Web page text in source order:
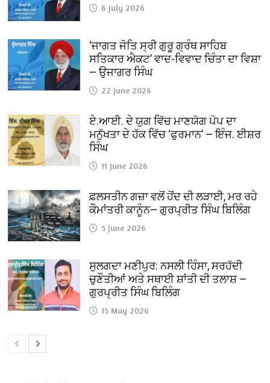
6 July 2026
‘ਜਾਗਤ ਜੋਤਿ ਸ੍ਰੀ ਗੁਰੂ ਗ੍ਰੰਥ ਸਾਹਿਬ
ਸਤਿਕਾਰ ਐਕਟ’ ਵਾਦ-ਵਿਵਾਦ ਚਿੰਤਾ ਦਾ ਵਿਸ਼ਾ
— ਉਜਾਗਰ ਸਿੰਘ
22 June 2026
ਏ.ਆਈ. ਦੇ ਯੁਗ ਵਿੱਚ ਮਾਣਯੋਗ ਪੋਪ ਦਾ
ਮਨੁੱਖਤਾ ਦੇ ਹੱਕ ਵਿੱਚ ‘ਫੁਰਮਾਨ’ — ਇੰਜ. ਈਸ਼ਰ
ਸਿੰਘ
11 June 2026
ਫ਼ਲਸਤੀਨ ਗਜ਼ਾ ਵਲੋਂ ਹੋਂਦ ਦੀ ਲੜਾਈ, ਮਰ ਰਹੇ
ਕੌਮਾਂਤਰੀ ਕਾਨੂੰਨ— ਗੁਰਪ੍ਰੀਤ ਸਿੰਘ ਬਿਲਿੰਗ
5 June 2026
ਸੁਲਗਦਾ ਮਣੀਪੁਰ: ਨਸਲੀ ਹਿੰਸਾ, ਸਰਹੱਦੀ
ਚੁਣੌਤੀਆਂ ਅਤੇ ਸਥਾਈ ਸ਼ਾਂਤੀ ਦੀ ਤਲਾਸ਼ —
ਗੁਰਪ੍ਰੀਤ ਸਿੰਘ ਬਿਲਿੰਗ
15 May 2026